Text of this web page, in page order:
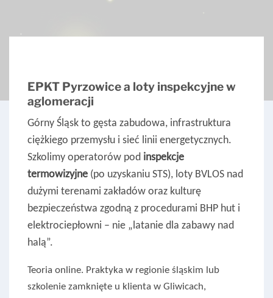
EPKT Pyrzowice a loty inspekcyjne w
aglomeracji
Górny Śląsk to gęsta zabudowa, infrastruktura
ciężkiego przemysłu i sieć linii energetycznych.
Szkolimy operatorów pod inspekcje
termowizyjne (po uzyskaniu STS), loty BVLOS nad
dużymi terenami zakładów oraz kulturę
bezpieczeństwa zgodną z procedurami BHP hut i
elektrociepłowni – nie „latanie dla zabawy nad
halą”.
Teoria online. Praktyka w regionie śląskim lub
szkolenie zamknięte u klienta w Gliwicach,